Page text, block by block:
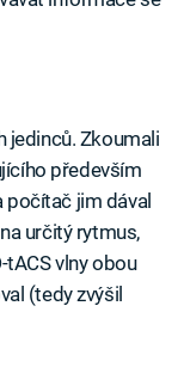
jedinců. Zkoumali
především
jim dával
určitý rytmus,
vlny obou
(tedy zvýšil